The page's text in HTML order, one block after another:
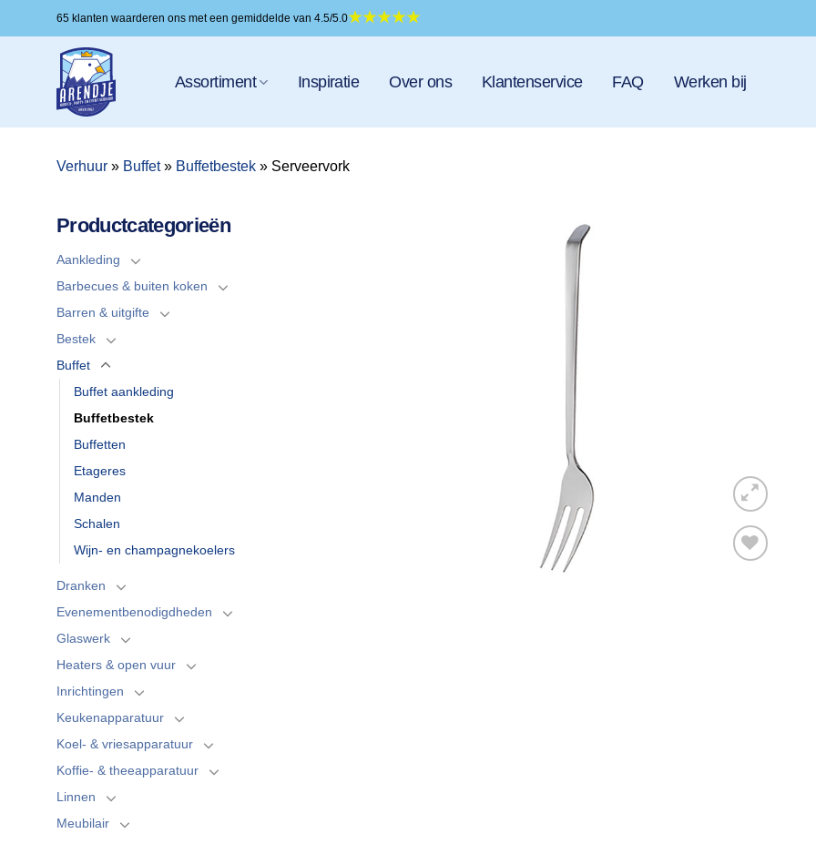
naar
65 klanten waarderen ons met een gemiddelde van 4.5/5.0
Assortiment Inspiratie Over ons Klantenservice FAQ Werken bij
Verhuur » Buffet » Buffetbestek » Serveervork
Productcategorieën
Aankleding
Barbecues & buiten koken
Barren & uitgifte
Bestek
Buffet
Buffet aankleding
Buffetbestek
Buffetten
Etageres
Manden
Schalen
Wijn- en champagnekoelers
Dranken
Evenementbenodigdheden
Glaswerk
Heaters & open vuur
Inrichtingen
Keukenapparatuur
Koel- & vriesapparatuur
Koffie- & theeapparatuur
Linnen
Meubilair